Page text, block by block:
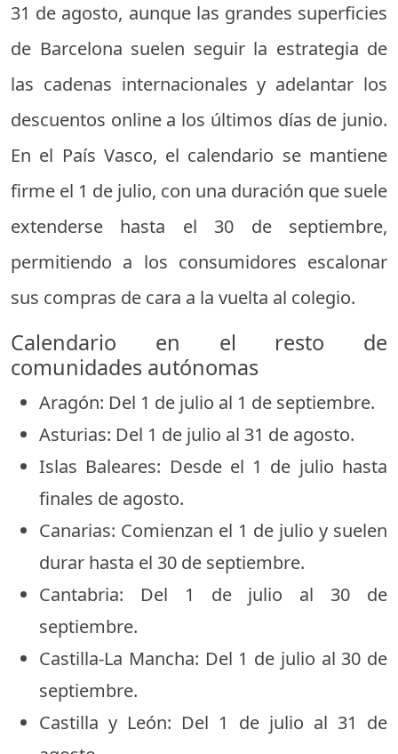
31 de agosto, aunque las grandes superficies
de Barcelona suelen seguir la estrategia de
las cadenas internacionales y adelantar los
descuentos online a los últimos días de junio.
En el País Vasco, el calendario se mantiene
firme el 1 de julio, con una duración que suele
extenderse hasta el 30 de septiembre,
permitiendo a los consumidores escalonar
sus compras de cara a la vuelta al colegio.
Calendario en el resto de
comunidades autónomas
Aragón: Del 1 de julio al 1 de septiembre.
Asturias: Del 1 de julio al 31 de agosto.
Islas Baleares: Desde el 1 de julio hasta
finales de agosto.
Canarias: Comienzan el 1 de julio y suelen
durar hasta el 30 de septiembre.
Cantabria: Del 1 de julio al 30 de
septiembre.
Castilla-La Mancha: Del 1 de julio al 30 de
septiembre.
Castilla y León: Del 1 de julio al 31 de